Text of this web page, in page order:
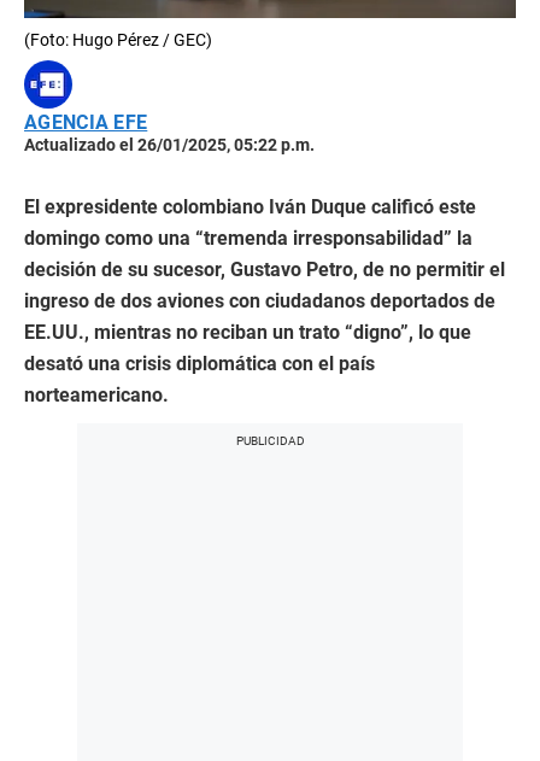
(Foto: Hugo Pérez / GEC)
AGENCIA EFE
Actualizado el 26/01/2025, 05:22 p.m.
El expresidente colombiano Iván Duque calificó este
domingo como una “tremenda irresponsabilidad” la
decisión de su sucesor, Gustavo Petro, de no permitir el
ingreso de dos aviones con ciudadanos deportados de
EE.UU., mientras no reciban un trato “digno”, lo que
desató una crisis diplomática con el país
norteamericano.